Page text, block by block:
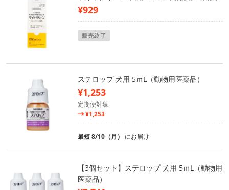
¥929
販売終了
ステロップ 犬用 5ｍL（動物用医薬品）
¥1,253
定期便対象
¥1,253
最短 8/10（月） にお届け
【3個セット】ステロップ 犬用 5ｍL（動物用
医薬品）